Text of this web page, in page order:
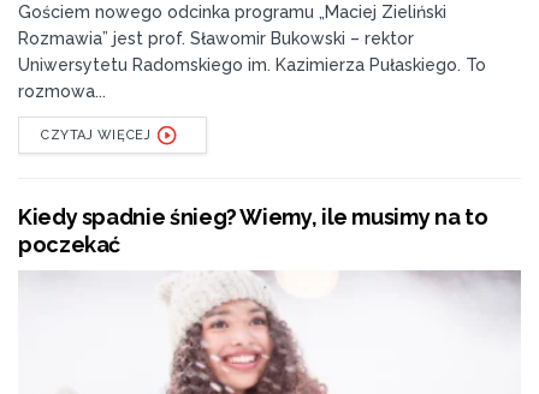
Gościem nowego odcinka programu „Maciej Zieliński
Rozmawia” jest prof. Sławomir Bukowski – rektor
Uniwersytetu Radomskiego im. Kazimierza Pułaskiego. To
rozmowa...
CZYTAJ WIĘCEJ
Kiedy spadnie śnieg? Wiemy, ile musimy na to
poczekać